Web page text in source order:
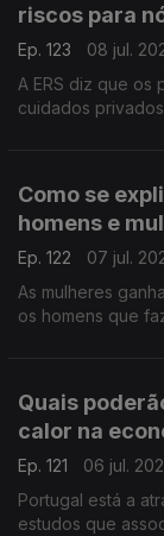
riscos para
Ep. 123
08 jul.
A ERS diz que os
cuidados
Como se
homens e
Ep. 122
07 jul.
As mulheres
os homens que
Quais
calor na
Ep. 121
06 jul.
Portugal está a
estudos que